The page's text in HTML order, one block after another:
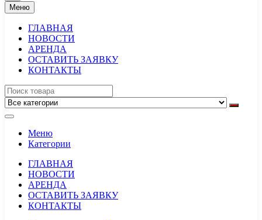
Меню
ГЛАВНАЯ
НОВОСТИ
АРЕНДА
ОСТАВИТЬ ЗАЯВКУ
КОНТАКТЫ
Меню
Категории
ГЛАВНАЯ
НОВОСТИ
АРЕНДА
ОСТАВИТЬ ЗАЯВКУ
КОНТАКТЫ